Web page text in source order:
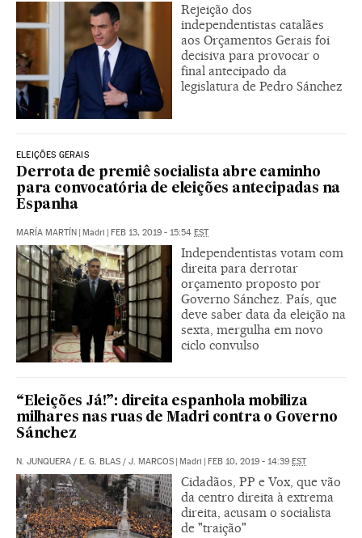
Rejeição dos
independentistas catalães
aos Orçamentos Gerais foi
decisiva para provocar o
final antecipado da
legislatura de Pedro Sánchez
ELEIÇÕES GERAIS
Derrota de premiê socialista abre caminho
para convocatória de eleições antecipadas na
Espanha
MARÍA MARTÍN | Madri | FEB 13, 2019 - 15:54 EST
Independentistas votam com
direita para derrotar
orçamento proposto por
Governo Sánchez. País, que
deve saber data da eleição na
sexta, mergulha em novo
ciclo convulso
“Eleições Já!”: direita espanhola mobiliza
milhares nas ruas de Madri contra o Governo
Sánchez
N. JUNQUERA / E. G. BLAS / J. MARCOS | Madri | FEB 10, 2019 - 14:39 EST
Cidadãos, PP e Vox, que vão
da centro direita à extrema
direita, acusam o socialista
de "traição"